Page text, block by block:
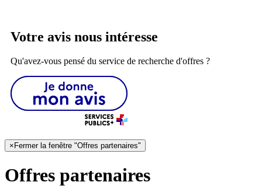
Votre avis nous intéresse
Qu'avez-vous pensé du service de recherche d'offres ?
× Fermer la fenêtre "Offres partenaires"
Offres partenaires